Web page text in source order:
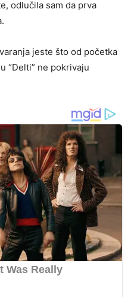
odlučila sam da prva
jeste što od početka
“Delti” ne pokrivaju